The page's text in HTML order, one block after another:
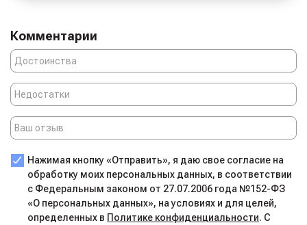
Комментарии
Нажимая кнопку «Отправить», я даю свое согласие на
обработку моих персональных данных, в соответствии
с Федеральным законом от 27.07.2006 года №152-ФЗ
«О персональных данных», на условиях и для целей,
определенных в Политике конфиденциальности. С